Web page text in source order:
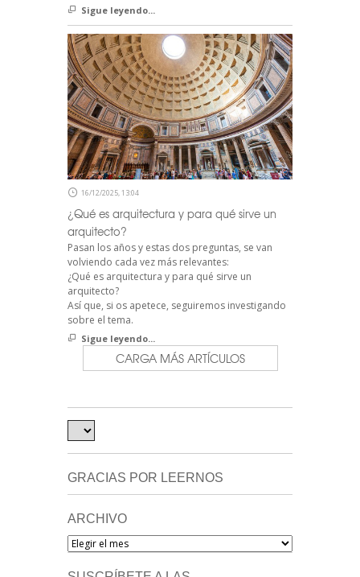
Sigue leyendo...
16/12/2025, 13:04
¿Qué es arquitectura y para qué sirve un
arquitecto?
Pasan los años y estas dos preguntas, se van
volviendo cada vez más relevantes:
¿Qué es arquitectura y para qué sirve un
arquitecto?
Así que, si os apetece, seguiremos investigando
sobre el tema.
Sigue leyendo...
CARGA MÁS ARTÍCULOS
GRACIAS POR LEERNOS
ARCHIVO
Archivo